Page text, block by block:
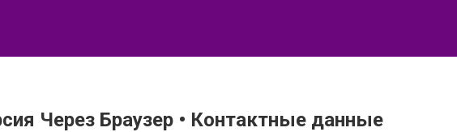
Через Браузер • Контактные данные